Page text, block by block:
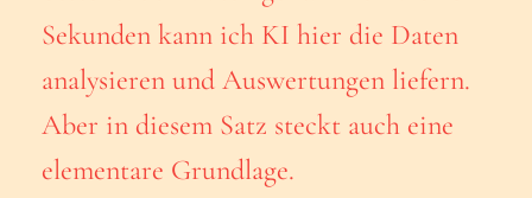
Sekunden kann ich KI hier die Daten
analysieren und Auswertungen liefern.
Aber in diesem Satz steckt auch eine
elementare Grundlage.